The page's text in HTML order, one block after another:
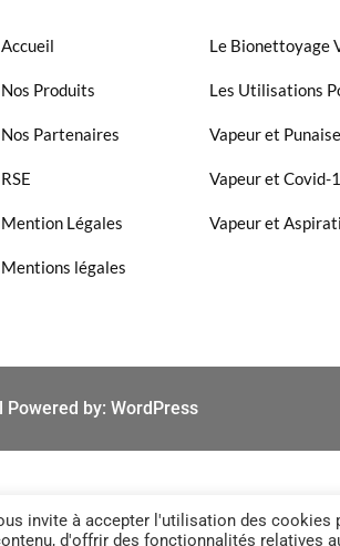
Accueil
Nos Produits
Nos Partenaires
RSE
Mention Légales
Mentions légales
Le Bionettoyage
Les Utilisations
Vapeur et
Vapeur et Covid-
Vapeur et
by: WordPress
invite à accepter l'utilisation des
d'offrir des fonctionnalités relatives